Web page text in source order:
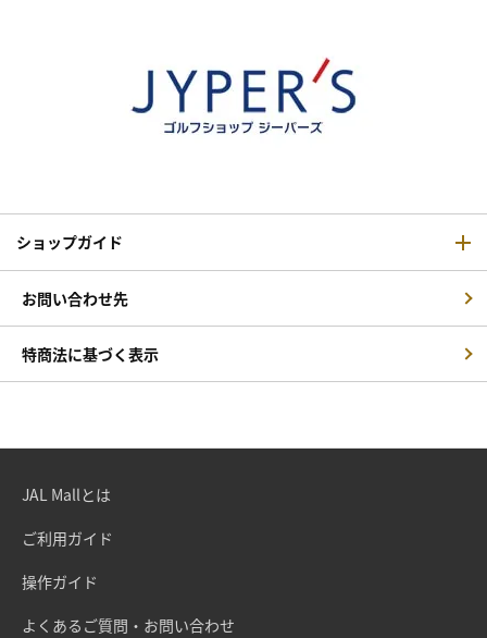
ショップガイド
お問い合わせ先
特商法に基づく表示
JAL Mallとは
ご利用ガイド
操作ガイド
よくあるご質問・お問い合わせ